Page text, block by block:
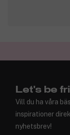
Let's be
Vill du ha våra
inspirationer
nyhetsbrev!